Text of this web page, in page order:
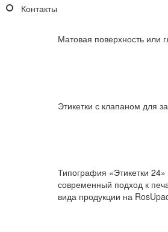
Контакты
Матовая поверхность или
Этикетки с клапаном для
Типография «Этикетки 24»
современный подход к
вида продукции на